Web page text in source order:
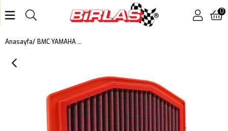
0
Anasayfa BMC YAMAHA YZF-R1 1000 KUTU İÇİ PERFORMANS HAVA FİLTRESİ FM553/04